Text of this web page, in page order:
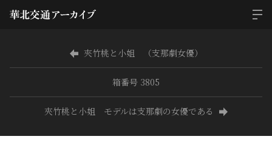
夾竹桃と小姐 （支那劇女優）
箱番号 3805
夾竹桃と小姐 モデルは支那劇の女優である